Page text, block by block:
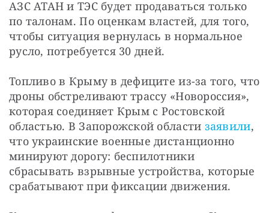
АЗС АТАН и ТЭС будет продаваться только
по талонам. По оценкам властей, для того,
чтобы ситуация вернулась в нормальное
русло, потребуется 30 дней.
Топливо в Крыму в дефиците из-за того, что
дроны обстреливают трассу «Новороссия»,
которая соединяет Крым с Ростовской
областью. В Запорожской области заявили,
что украинские военные дистанционно
минируют дорогу: беспилотники
сбрасывать взрывные устройства, которые
срабатывают при фиксации движения.